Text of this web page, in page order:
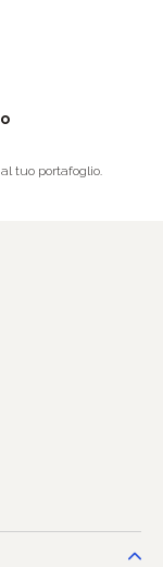
tuo portafoglio.